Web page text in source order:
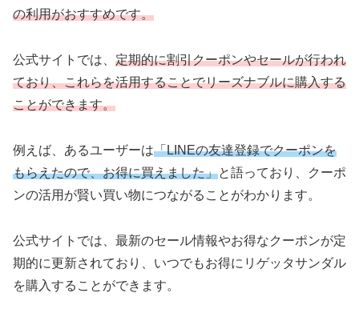
の利用がおすすめです。
公式サイトでは、 定期的に割引クーポンやセールが行われ
ており、これらを活用することでリーズナブルに購入する
ことができます。
例えば、あるユーザーは「LINEの友達登録でクーポンを
もらえたので、お得に買えました」と語っており、クーポ
ンの活用が賢い買い物につながることがわかります。
公式サイトでは、最新のセール情報やお得なクーポンが定
期的に更新されており、いつでもお得にリゲッタサンダル
を購入することができます。